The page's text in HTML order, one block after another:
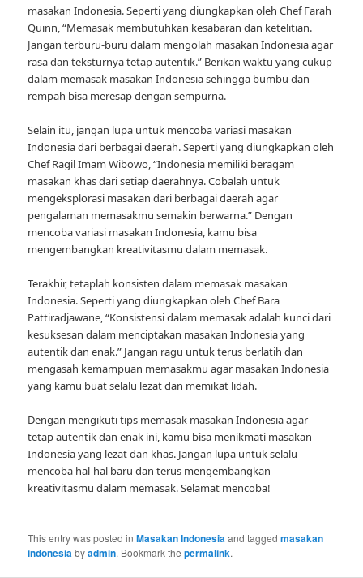
masakan Indonesia. Seperti yang diungkapkan oleh Chef Farah
Quinn, “Memasak membutuhkan kesabaran dan ketelitian.
Jangan terburu-buru dalam mengolah masakan Indonesia agar
rasa dan teksturnya tetap autentik.” Berikan waktu yang cukup
dalam memasak masakan Indonesia sehingga bumbu dan
rempah bisa meresap dengan sempurna.
Selain itu, jangan lupa untuk mencoba variasi masakan
Indonesia dari berbagai daerah. Seperti yang diungkapkan oleh
Chef Ragil Imam Wibowo, “Indonesia memiliki beragam
masakan khas dari setiap daerahnya. Cobalah untuk
mengeksplorasi masakan dari berbagai daerah agar
pengalaman memasakmu semakin berwarna.” Dengan
mencoba variasi masakan Indonesia, kamu bisa
mengembangkan kreativitasmu dalam memasak.
Terakhir, tetaplah konsisten dalam memasak masakan
Indonesia. Seperti yang diungkapkan oleh Chef Bara
Pattiradjawane, “Konsistensi dalam memasak adalah kunci dari
kesuksesan dalam menciptakan masakan Indonesia yang
autentik dan enak.” Jangan ragu untuk terus berlatih dan
mengasah kemampuan memasakmu agar masakan Indonesia
yang kamu buat selalu lezat dan memikat lidah.
Dengan mengikuti tips memasak masakan Indonesia agar
tetap autentik dan enak ini, kamu bisa menikmati masakan
Indonesia yang lezat dan khas. Jangan lupa untuk selalu
mencoba hal-hal baru dan terus mengembangkan
kreativitasmu dalam memasak. Selamat mencoba!
This entry was posted inMasakan Indonesiaand taggedmasakan
indonesiabyadmin. Bookmark thepermalink.